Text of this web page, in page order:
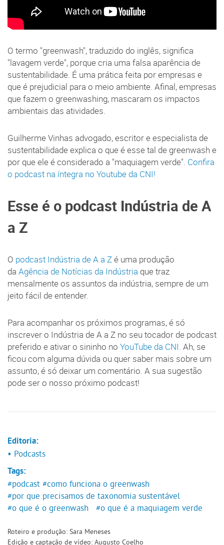
O termo "greenwash", traduzido do inglês, significa
"lavagem verde", porque cria uma falsa aparência de
sustentabilidade. É uma prática feita por empresas e
que é prejudicial para o meio ambiente. Afinal, empresas
que fazem o greenwashing, mascaram os impactos
ambientais das atividades.
Guilherme Vinhas advogado, escritor e especialista de
sustentabilidade explica o que é esse tal de greenwash e
por que ele é considerado a "maquiagem verde". Confira
o podcast na íntegra no Youtube da CNI!
Esse é o podcast Indústria de A
a Z
O podcast Indústria de A a Zé uma produção
da Agência de Notícias da Indústria que traz
mensalmente os assuntos da indústria, sempre de um
jeito fácil de entender.
Para acompanhar os próximos programas, é só
inscrever o Indústria de A a Z no seu tocador de podcast
preferido e ativar o sininho no YouTube da CNI. Ah, se
ficou com alguma dúvida ou quer saber mais sobre um
assunto, é só deixar um comentário. A sua sugestão
pode ser o nosso próximo podcast!
Editoria:
• Podcasts
Tags:
#podcast #como funciona o greenwash
#por que precisamos de taxonomia sustentável
#o que é o greenwash
#o que é a maquiagem verde
Roteiro e produção: Sara Meneses
Edição e captação de vídeo: Augusto Coelho